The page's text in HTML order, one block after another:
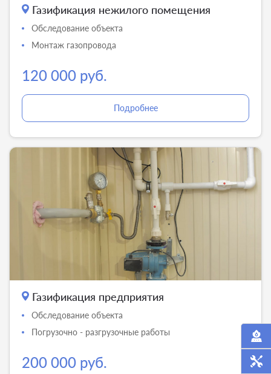
Газификация нежилого помещения
Обследование объекта
Монтаж газопровода
120 000 руб.
Подробнее
Газификация предприятия
Обследование объекта
Погрузочно - разгрузочные работы
200 000 руб.